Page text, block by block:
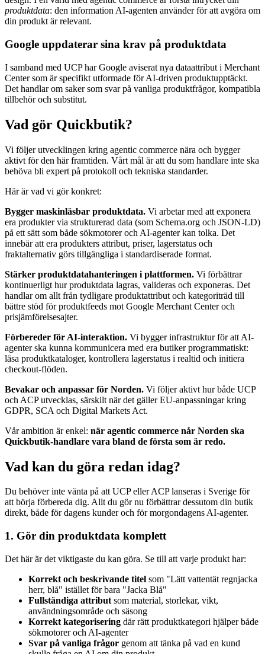
produktdata: den information AI-agenten använder för att avgöra om
din produkt är relevant.
Google uppdaterar sina krav på produktdata
I samband med UCP har Google aviserat nya dataattribut i Merchant
Center som är specifikt utformade för AI-driven produktupptäckt.
Det handlar om saker som svar på vanliga produktfrågor, kompatibla
tillbehör och substitut.
Vad gör Quickbutik?
Vi följer utvecklingen kring agentic commerce nära och bygger
aktivt för den här framtiden. Vårt mål är att du som handlare inte ska
behöva bli expert på protokoll och tekniska standarder.
Här är vad vi gör konkret:
Bygger maskinläsbar produktdata. Vi arbetar med att exponera
era produkter via strukturerad data (som Schema.org och JSON-LD)
på ett sätt som både sökmotorer och AI-agenter kan tolka. Det
innebär att era produkters attribut, priser, lagerstatus och
fraktalternativ görs tillgängliga i standardiserade format.
Stärker produktdatahanteringen i plattformen. Vi förbättrar
kontinuerligt hur produktdata lagras, valideras och exponeras. Det
handlar om allt från tydligare produktattribut och kategoriträd till
bättre stöd för produktfeeds mot Google Merchant Center och
prisjämförelsesajter.
Förbereder för AI-interaktion. Vi bygger infrastruktur för att AI-
agenter ska kunna kommunicera med era butiker programmatiskt:
läsa produktkataloger, kontrollera lagerstatus i realtid och initiera
checkout-flöden.
Bevakar och anpassar för Norden. Vi följer aktivt hur både UCP
och ACP utvecklas, särskilt när det gäller EU-anpassningar kring
GDPR, SCA och Digital Markets Act.
Vår ambition är enkel: när agentic commerce når Norden ska
Quickbutik-handlare vara bland de första som är redo.
Vad kan du göra redan idag?
Du behöver inte vänta på att UCP eller ACP lanseras i Sverige för
att börja förbereda dig. Allt du gör nu förbättrar dessutom din butik
direkt, både för dagens kunder och för morgondagens AI-agenter.
1. Gör din produktdata komplett
Det här är det viktigaste du kan göra. Se till att varje produkt har:
Korrekt och beskrivande titel som "Lätt vattentät regnjacka
herr, blå" istället för bara "Jacka Blå"
Fullständiga attribut som material, storlekar, vikt,
användningsområde och säsong
Korrekt kategorisering där rätt produktkategori hjälper både
sökmotorer och AI-agenter
Svar på vanliga frågor genom att tänka på vad en kund